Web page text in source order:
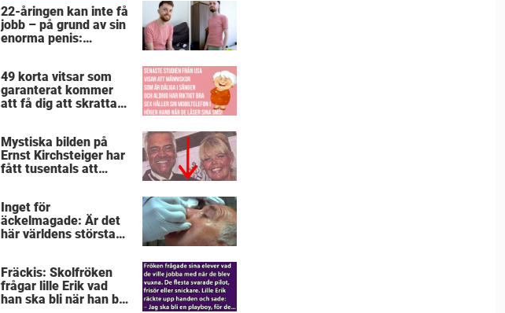
22-åringen kan inte få
jobb – på grund av sin
enorma penis:
49 korta vitsar som
garanterat kommer
att få dig att skratta
Mystiska bilden på
Ernst Kirchsteiger har
fått tusentals att
Inget för
äckelmagade: Är det
här världens största
Fräckis: Skolfröken
frågar lille Erik vad
han ska bli när han blir